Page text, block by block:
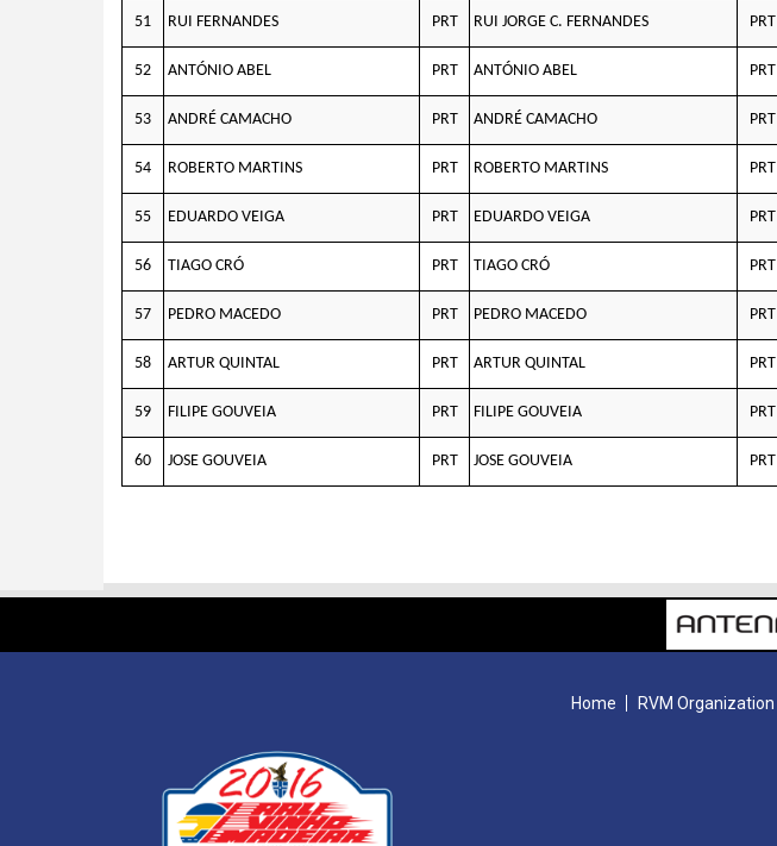
51 RUI FERNANDES PRT RUI JORGE C. FERNANDES PRT
52 ANTÓNIO ABEL PRT ANTÓNIO ABEL PRT
53 ANDRÉ CAMACHO PRT ANDRÉ CAMACHO PRT
54 ROBERTO MARTINS PRT ROBERTO MARTINS PRT
55 EDUARDO VEIGA PRT EDUARDO VEIGA PRT
56 TIAGO CRÓ PRT TIAGO CRÓ PRT
57 PEDRO MACEDO PRT PEDRO MACEDO PRT
58 ARTUR QUINTAL PRT ARTUR QUINTAL PRT
59 FILIPE GOUVEIA PRT FILIPE GOUVEIA PRT
60 JOSE GOUVEIA PRT JOSE GOUVEIA PRT
Home RVM Organization